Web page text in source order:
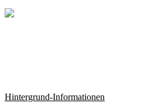
Hintergrund-Informationen